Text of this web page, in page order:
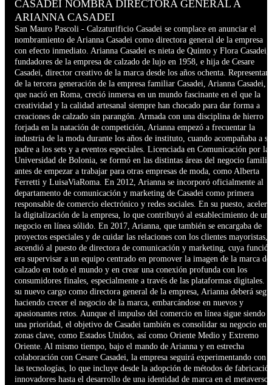
CASADEI NOMBRA DIRECTORA GENERAL A
ARIANNA CASADEI
San Mauro Pascoli - Calzaturificio Casadei se complace en anunciar el
nombramiento de Arianna Casadei como directora general de la empresa
con efecto inmediato. Arianna Casadei es nieta de Quinto y Flora Casadei,
fundadores de la empresa de calzado de lujo en 1958, e hija de Cesare
Casadei, director creativo de la marca desde los años ochenta.
de la tercera generación de la empresa familiar Casadei, Arianna Casadei,
que nació en Roma, creció inmersa en un mundo fascinante en el que la
creatividad y la calidad artesanal siempre han chocado para dar forma a
creaciones de calzado sin parangón. Armada con una disciplina de hierro
forjada en la natación de competición, Arianna empezó a frecuentar la
industria de la moda durante los años de instituto, cuando acompañaba a su
padre a los sets y a eventos especiales. Licenciada en Comunicación por la
Universidad de Bolonia, se formó en las distintas áreas del negocio
antes de empezar a trabajar para otras empresas de moda, como Alberta
Ferretti y LuisaViaRoma. En 2012, Arianna se incorporó oficialmente al
departamento de comunicación y marketing de Casadei como primera
responsable de comercio electrónico y redes sociales. En su puesto, aceleró
la digitalización de la empresa, lo que contribuyó al establecimiento de un
negocio en línea sólido. En 2017, Arianna, que también se encargaba de
proyectos especiales y de cuidar las relaciones con los clientes mayoristas,
ascendió al puesto de directora de comunicación y marketing, cuya función
era supervisar a un equipo centrado en promover la imagen de la marca de
calzado en todo el mundo y en crear una conexión profunda con los
consumidores finales, especialmente a través de las plataformas digitales.
su nuevo cargo como directora general de la empresa, Arianna deberá
haciendo crecer el negocio de la marca, embarcándose en nuevos y
apasionantes retos. Aunque el impulso del comercio en línea sigue siendo
una prioridad, el objetivo de Casadei también es consolidar su negocio en
zonas clave, como Estados Unidos, así como Oriente Medio y Extremo
Oriente. Al mismo tiempo, bajo el mando de Arianna y en estrecha
colaboración con Cesare Casadei, la empresa seguirá experimentando con
las tecnologías, lo que incluye desde la adopción de métodos de
innovadores hasta el desarrollo de una identidad de marca en el metaverso.